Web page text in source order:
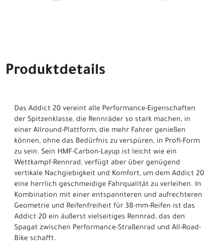
Produktdetails
Das Addict 20 vereint alle Performance-Eigenschaften
der Spitzenklasse, die Rennräder so stark machen, in
einer Allround-Plattform, die mehr Fahrer genießen
können, ohne das Bedürfnis zu verspüren, in Profi-Form
zu sein. Sein HMF-Carbon-Layup ist leicht wie ein
Wettkampf-Rennrad, verfügt aber über genügend
vertikale Nachgiebigkeit und Komfort, um dem Addict 20
eine herrlich geschmeidige Fahrqualität zu verleihen. In
Kombination mit einer entspannteren und aufrechteren
Geometrie und Reifenfreiheit für 38-mm-Reifen ist das
Addict 20 ein äußerst vielseitiges Rennrad, das den
Spagat zwischen Performance-Straßenrad und All-Road-
Bike schafft.